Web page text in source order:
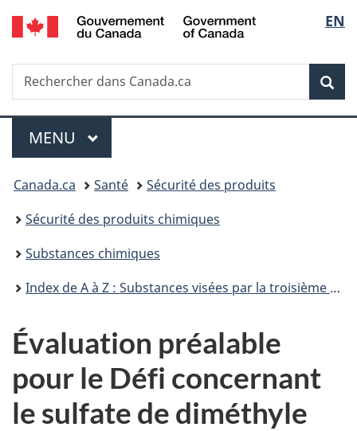
Passer
au
principal
Passer
à
Au
du
Passer
à
version
simplifiée
de
la
EN
Recherche
Rechercher
dans
Menu
MENU PRINCIPAL
Vous
êtes
ici :
Canada.ca Santé
Sécurité des produits
Sécurité des produits chimiques
Substances chimiques
Index de A à Z : Substances visées par la troisième phase du Plan de gestion des produits chimiques
Évaluation préalable
pour le Défi concernant
le sulfate de diméthyle